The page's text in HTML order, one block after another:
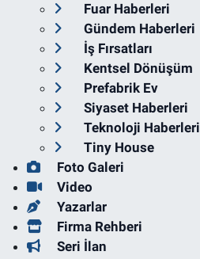
Fuar Haberleri
Gündem Haberleri
İş Fırsatları
Kentsel Dönüşüm
Prefabrik Ev
Siyaset Haberleri
Teknoloji Haberleri
Tiny House
Foto Galeri
Video
Yazarlar
Firma Rehberi
Seri İlan